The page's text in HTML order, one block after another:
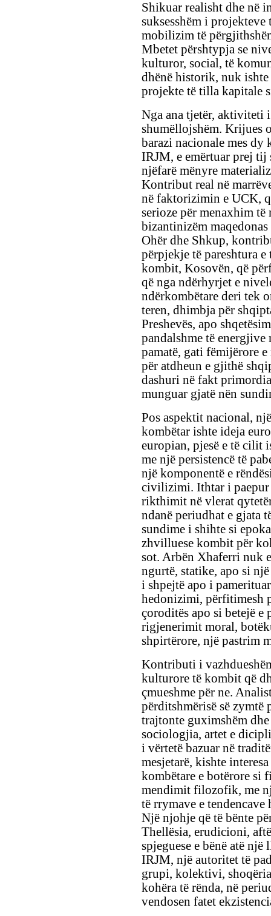
Shikuar realisht dhe në
suksesshëm i
mobilizim të
Mbetet përshtypja se
kulturor, social, të
dhënë historik, nuk
projekte të tilla kapitale
Nga ana tjetër, aktiviteti
shumëllojshëm. Krijues
barazi nacionale mes dy
IRJM, e emërtuar prej tij
njëfarë mënyre
Kontribut real në
në faktorizimin e UCK,
serioze për menaxhim
bizantinizëm
Ohër dhe Shkup,
përpjekje të pareshtura e
kombit, Kosovën, që
që nga ndërhyrjet e
ndërkombëtare deri tek
teren, dhimbja për
Preshevës, apo
pandalshme të
pamatë, gati fëmijërore
për atdheun e gjithë
dashuri në fakt
munguar gjatë nën
Pos aspektit nacional,
kombëtar ishte ideja
europian, pjesë e të cilit
me një persistencë të
një komponentë e
civilizimi. Ithtar i
rikthimit në vlerat
ndanë periudhat e gjata
sundime i shihte si
zhvilluese kombit për
sot. Arbën Xhaferri nuk
ngurtë, statike, apo si
i shpejtë apo i
hedonizimi, përfitimesh
çoroditës apo si betejë
rigjenerimit moral,
shpirtërore, një pastrim
Kontributi i
kulturore të kombit që
çmueshme për ne.
përditshmërisë së
trajtonte guximshëm
sociologjia, artet e
i vërtetë bazuar në
mesjetarë, kishte
kombëtare e botërore si
mendimit filozofik, me
të rrymave e
Një njohje që të bënte
Thellësia, erudicioni,
spjeguese e bënë atë
IRJM, një autoritet të
grupi, kolektivi,
kohëra të rënda, në
vendosen fatet